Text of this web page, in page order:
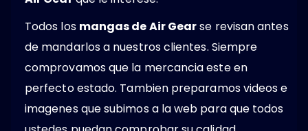
Todos los mangas de Air Gearse revisan antes
de mandarlos a nuestros clientes. Siempre
comprovamos que la mercancia este en
perfecto estado. Tambien preparamos videos e
imagenes que subimos a la web para que todos